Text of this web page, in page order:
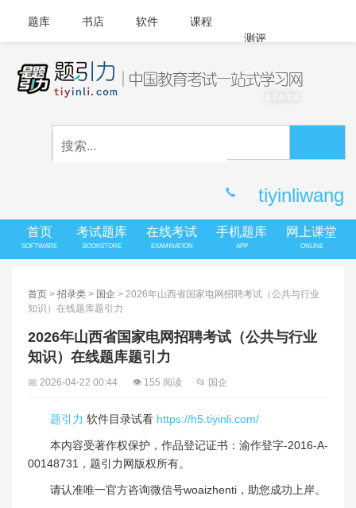
题库 书店 软件
课程
测评
APP下载
tiyinliwang
首页
SOFTWARE
考试题库
BOOKSTORE
在线考试
EXAMINATION
手机题库
APP
网上课堂
ONLINE
首页 > 招录类 > 国企 > 2026年山西省国家电网招聘考试（公共与行业
知识）在线题库题引力
2026年山西省国家电网招聘考试（公共与行业
知识）在线题库题引力
📅 2026-04-22 00:44 👁 155 阅读 📂 国企
题引力 软件目录试看 https://h5.tiyinli.com/
本内容受著作权保护，作品登记证书：渝作登字-2016-A-
00148731，题引力网版权所有。
请认准唯一官方咨询微信号woaizhenti，助您成功上岸。